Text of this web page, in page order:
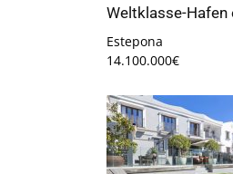
Weltklasse-Hafen
Estepona
14.100.000€